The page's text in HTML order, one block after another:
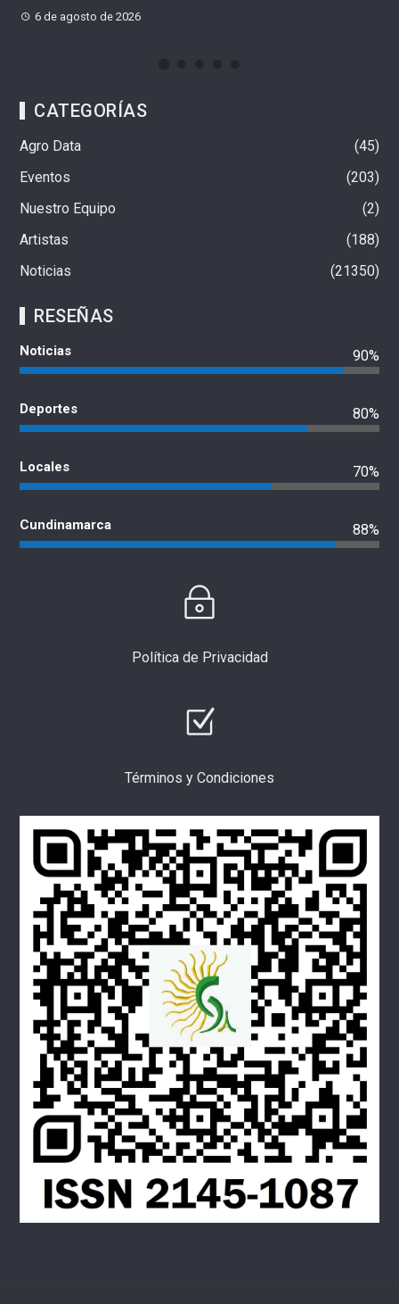
CATEGORÍAS
Agro Data
45
Eventos
203
Nuestro Equipo
2
Artistas
188
Noticias
21350
RESEÑAS
Noticias 90%
Deportes 80%
Locales 70%
Cundinamarca 88%
Política de Privacidad
Términos y Condiciones